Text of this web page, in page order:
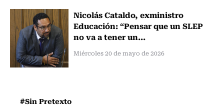
Nicolás Cataldo, exministro
Educación: “Pensar que un SLEP
no va a tener un...
Miércoles 20 de mayo de 2026
#Sin Pretexto